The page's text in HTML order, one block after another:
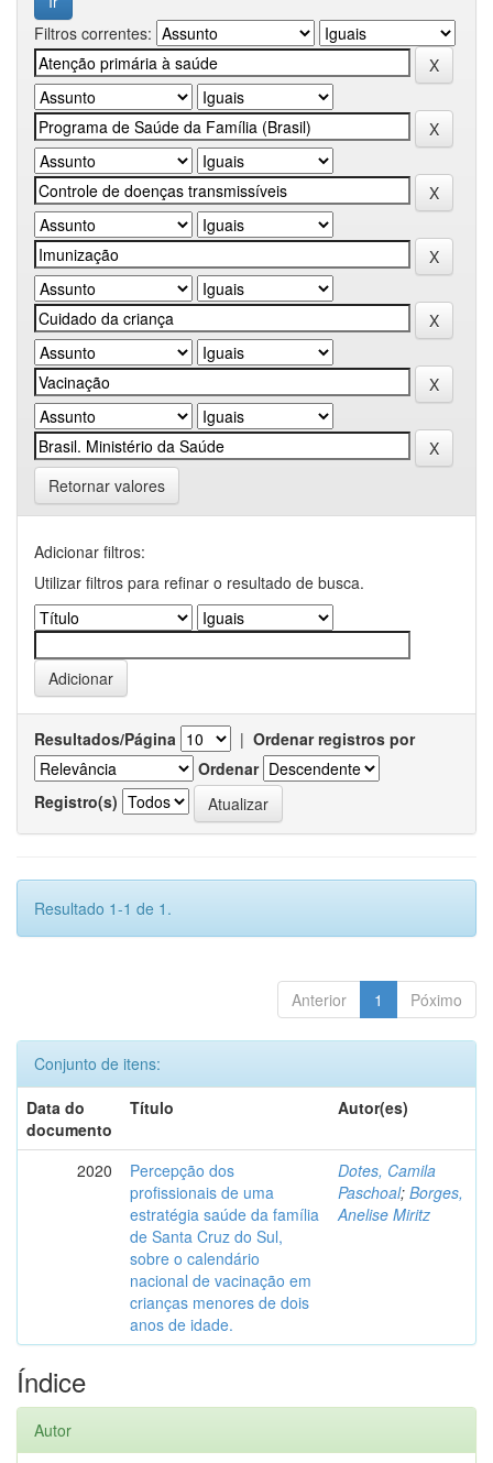
Filtros correntes:
Retornar valores
Adicionar filtros:
Utilizar filtros para refinar o resultado de busca.
Resultados/Página | Ordenar registros por
Ordenar
Registro(s)
Resultado 1-1 de 1.
Anterior 1 Póximo
Conjunto de itens:
Data do
documento
Título Autor(es)
2020
Percepção dos
profissionais de uma
estratégia saúde da família
de Santa Cruz do Sul,
sobre o calendário
nacional de vacinação em
crianças menores de dois
anos de idade.
Dotes, Camila
Paschoal; Borges,
Anelise Miritz
Índice
Autor